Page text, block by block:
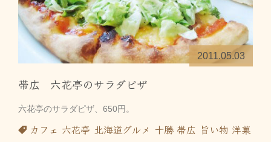
2011.05.03
帯広 六花亭のサラダピザ
六花亭のサラダピザ、650円。
カフェ 六花亭 北海道グルメ 十勝 帯広 旨い物 洋菓